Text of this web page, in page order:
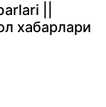
||
хабарлари